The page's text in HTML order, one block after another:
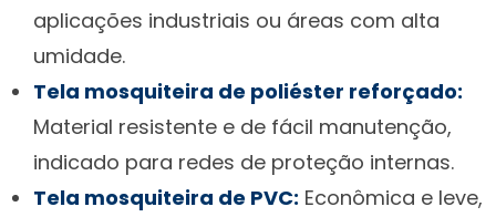
aplicações industriais ou áreas com alta
umidade.
Tela mosquiteira de poliéster reforçado:
Material resistente e de fácil manutenção,
indicado para redes de proteção internas.
Tela mosquiteira de PVC: Econômica e leve,